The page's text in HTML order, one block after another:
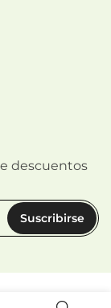
descuentos
Suscribirse